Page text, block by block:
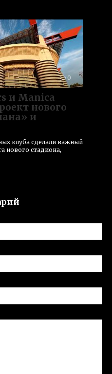
0
и Manica
нового
и
клуба сделали важный
нового стадиона,